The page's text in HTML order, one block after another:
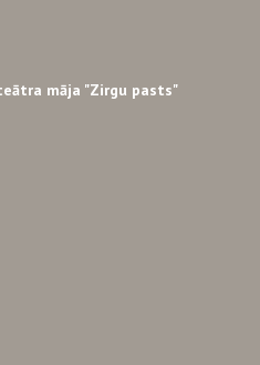
māja "Zirgu pasts"